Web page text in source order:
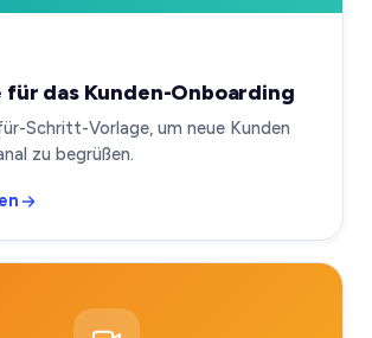
für das Kunden-Onboarding
Schritt-Vorlage, um neue Kunden
zu begrüßen.